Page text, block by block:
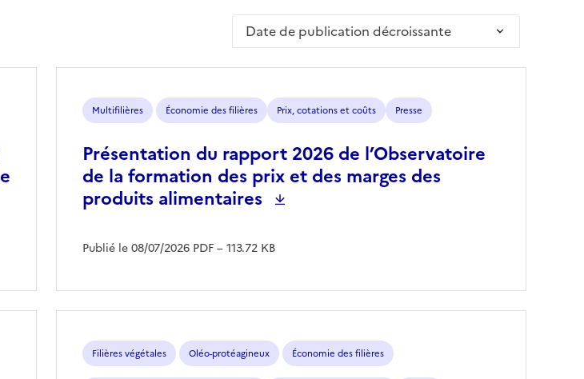
Trier par
Multifilières Économie des filières Prix, cotations et coûts Presse
Présentation du rapport 2026 de l’Observatoire
de la formation des prix et des marges des
produits alimentaires
Publié le 08/07/2026 PDF– 113.72 KB
Filières végétales Oléo-protéagineux Économie des filières